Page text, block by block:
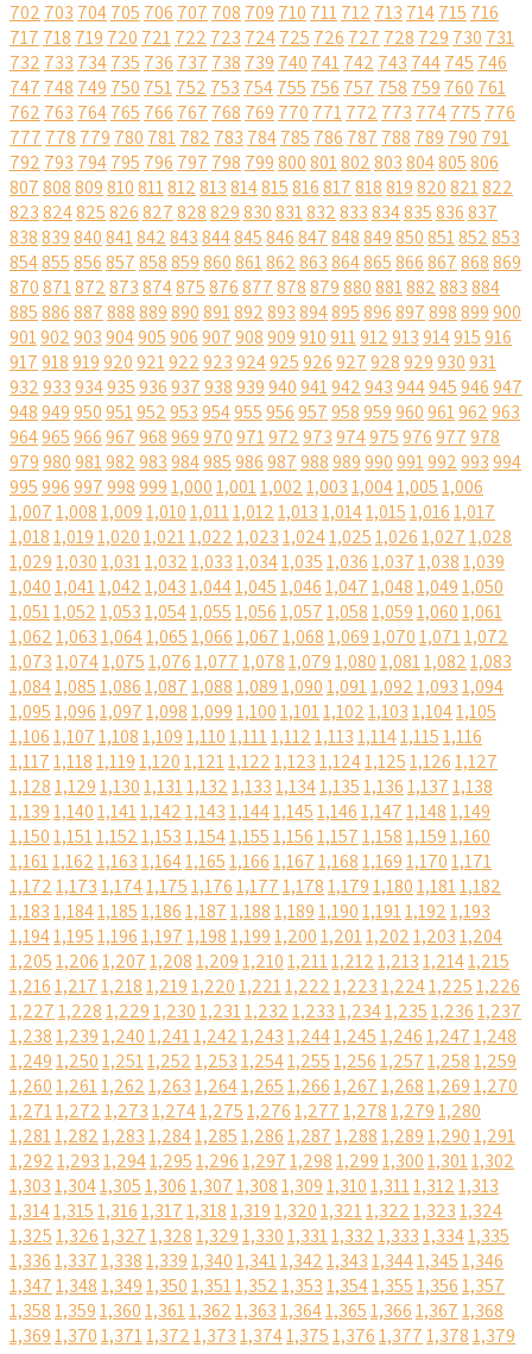
702 703 704705 706 707 708 709 710 711712 713 714715 716
717 718 719 720 721722 723 724725 726 727 728 729 730 731
732 733 734735 736 737 738 739 740 741742 743 744745 746
747 748 749 750 751752 753 754755 756 757 758 759 760 761
762 763 764765 766 767 768 769 770 771772 773 774775 776
777 778 779 780 781782 783 784785 786 787 788 789 790 791
792 793 794795 796 797 798 799800801802803804805806
807808809810811812813814815816817818819820821822
823824825826827828829830831832833834835836837
838839840841842843844845846847848849850851852853
854855856857858859860861862863864865866867868869
870871872873874875876877878879880881882883884
885886887888889890891892893894895896897898899900
901902903904905906907908909910911912913914915916
917918919920921922923924925926927928929930931
932933934935936937938939940941942943944945946947
948949950951952953954955956957958959960961962963
964965966967968969970971972973974975976977978
979980981982983984985986987988989990991992993994
9959969979989991,0001,0011,0021,0031,0041,0051,006
1,0071,0081,0091,0101,0111,0121,0131,0141,0151,0161,017
1,0181,0191,0201,0211,0221,0231,0241,0251,0261,0271,028
1,0291,0301,0311,0321,0331,0341,0351,0361,0371,0381,039
1,0401,0411,0421,0431,0441,0451,0461,0471,0481,0491,050
1,0511,0521,0531,0541,0551,0561,0571,0581,0591,0601,061
1,0621,0631,0641,0651,0661,0671,0681,0691,0701,0711,072
1,0731,0741,0751,0761,0771,0781,0791,0801,0811,0821,083
1,0841,0851,0861,0871,0881,0891,0901,0911,0921,0931,094
1,0951,0961,0971,0981,0991,1001,1011,1021,1031,1041,105
1,1061,1071,1081,1091,1101,1111,1121,1131,1141,1151,116
1,1171,1181,1191,1201,1211,1221,1231,1241,1251,1261,127
1,1281,1291,1301,1311,1321,1331,1341,1351,1361,1371,138
1,1391,1401,1411,1421,1431,1441,1451,1461,1471,1481,149
1,1501,1511,1521,1531,1541,1551,1561,1571,1581,1591,160
1,1611,1621,1631,1641,1651,1661,1671,1681,1691,1701,171
1,1721,1731,1741,1751,1761,1771,1781,1791,1801,1811,182
1,1831,1841,1851,1861,1871,1881,1891,1901,1911,1921,193
1,1941,1951,1961,1971,1981,1991,2001,2011,2021,2031,204
1,2051,2061,2071,2081,2091,2101,2111,2121,2131,2141,215
1,2161,2171,2181,2191,2201,2211,2221,2231,2241,2251,226
1,2271,2281,2291,2301,2311,2321,2331,2341,2351,2361,237
1,2381,2391,2401,2411,2421,2431,2441,2451,2461,2471,248
1,2491,2501,2511,2521,2531,2541,2551,2561,2571,2581,259
1,2601,2611,2621,2631,2641,2651,2661,2671,2681,2691,270
1,2711,2721,2731,2741,2751,2761,2771,2781,2791,280
1,2811,2821,2831,2841,2851,2861,2871,2881,2891,2901,291
1,2921,2931,2941,2951,2961,2971,2981,2991,3001,3011,302
1,3031,3041,3051,3061,3071,3081,3091,3101,3111,3121,313
1,3141,3151,3161,3171,3181,3191,3201,3211,3221,3231,324
1,3251,3261,3271,3281,3291,3301,3311,3321,3331,3341,335
1,3361,3371,3381,3391,3401,3411,3421,3431,3441,3451,346
1,3471,3481,3491,3501,3511,3521,3531,3541,3551,3561,357
1,3581,3591,3601,3611,3621,3631,3641,3651,3661,3671,368
1,3691,3701,3711,3721,3731,3741,3751,3761,3771,3781,379